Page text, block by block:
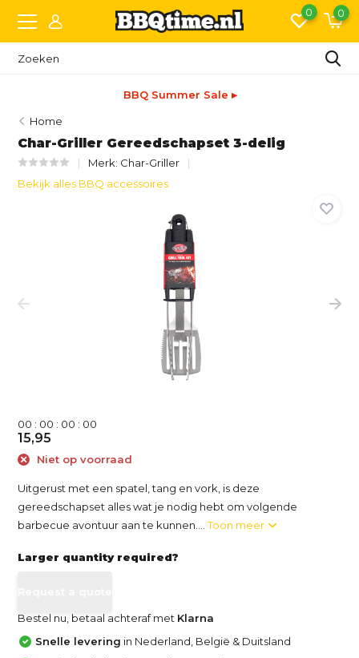
0 0
BBQ Summer Sale ▸
Home
Char-Griller Gereedschapset 3-delig
Merk: Char-Griller
Bekijk alles BBQ accessoires
00 : 00 : 00 : 00
15,95
Niet op voorraad
Uitgerust met een spatel, tang en vork, is deze
gereedschapset alles wat je nodig hebt om volgende
barbecue avontuur aan te kunnen....Toon meer
Larger quantity required?
Bestel nu, betaal achteraf met Klarna
Snelle levering in Nederland, België & Duitsland